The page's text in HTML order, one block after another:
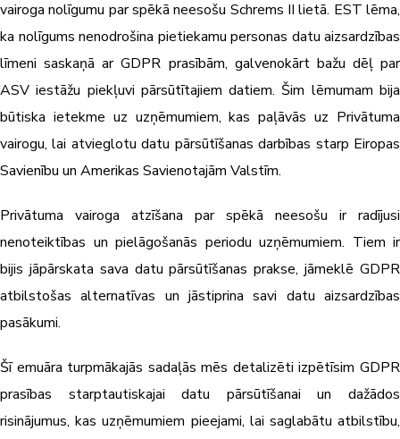
vairoga nolīgumu par spēkā neesošu Schrems II lietā. EST lēma,
ka nolīgums nenodrošina pietiekamu personas datu aizsardzības
līmeni saskaņā ar GDPR prasībām, galvenokārt bažu dēļ par
ASV iestāžu piekļuvi pārsūtītajiem datiem. Šim lēmumam bija
būtiska ietekme uz uzņēmumiem, kas paļāvās uz Privātuma
vairogu, lai atvieglotu datu pārsūtīšanas darbības starp Eiropas
Savienību un Amerikas Savienotajām Valstīm.
Privātuma vairoga atzīšana par spēkā neesošu ir radījusi
nenoteiktības un pielāgošanās periodu uzņēmumiem. Tiem ir
bijis jāpārskata sava datu pārsūtīšanas prakse, jāmeklē GDPR
atbilstošas alternatīvas un jāstiprina savi datu aizsardzības
pasākumi.
Šī emuāra turpmākajās sadaļās mēs detalizēti izpētīsim GDPR
prasības starptautiskajai datu pārsūtīšanai un dažādos
risinājumus, kas uzņēmumiem pieejami, lai saglabātu atbilstību,